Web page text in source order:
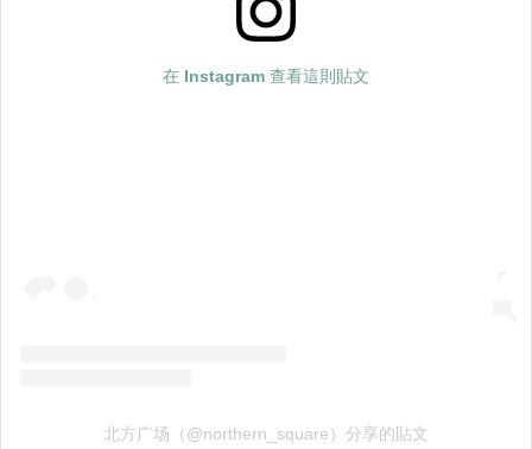
在 Instagram 查看這則貼文
北方广场（@northern_square）分享的貼文